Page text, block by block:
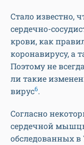
Стало известно,
сердечно-
крови, как
коронавирусу, а
Поэтому не
ли такие
вирус6.
Согласно
сердечной мышцы
обследованных в